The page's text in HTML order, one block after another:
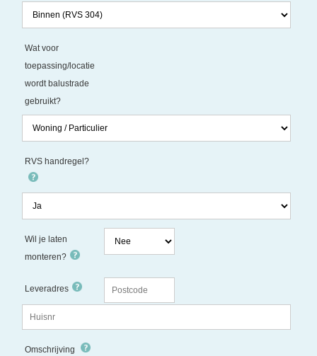
Wat voor
toepassing/locatie
wordt balustrade
gebruikt?
RVS handregel?
Wil je laten
monteren?
Leveradres
Omschrijving